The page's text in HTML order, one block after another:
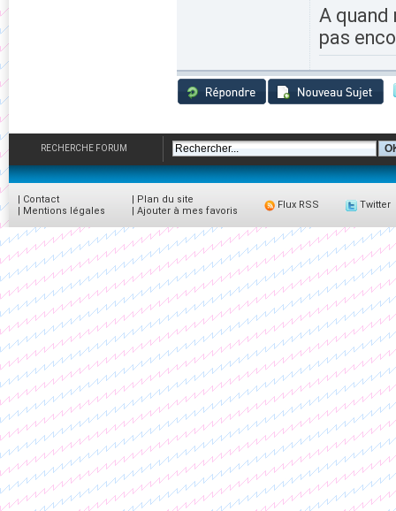
A quand
pas
RECHERCHE FORUM
| Contact
| Mentions légales
| Plan du site
| Ajouter à mes favoris
Flux RSS Twitter